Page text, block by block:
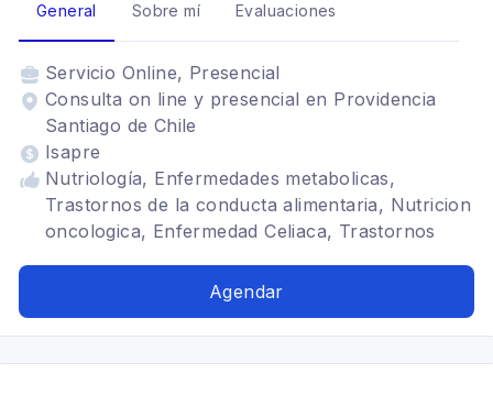
General Sobre mí Evaluaciones
Servicio Online, Presencial
Consulta on line y presencial en Providencia
Santiago de Chile
Isapre
Nutriología, Enfermedades metabolicas,
Trastornos de la conducta alimentaria, Nutricion
oncologica, Enfermedad Celiaca, Trastornos
Agendar